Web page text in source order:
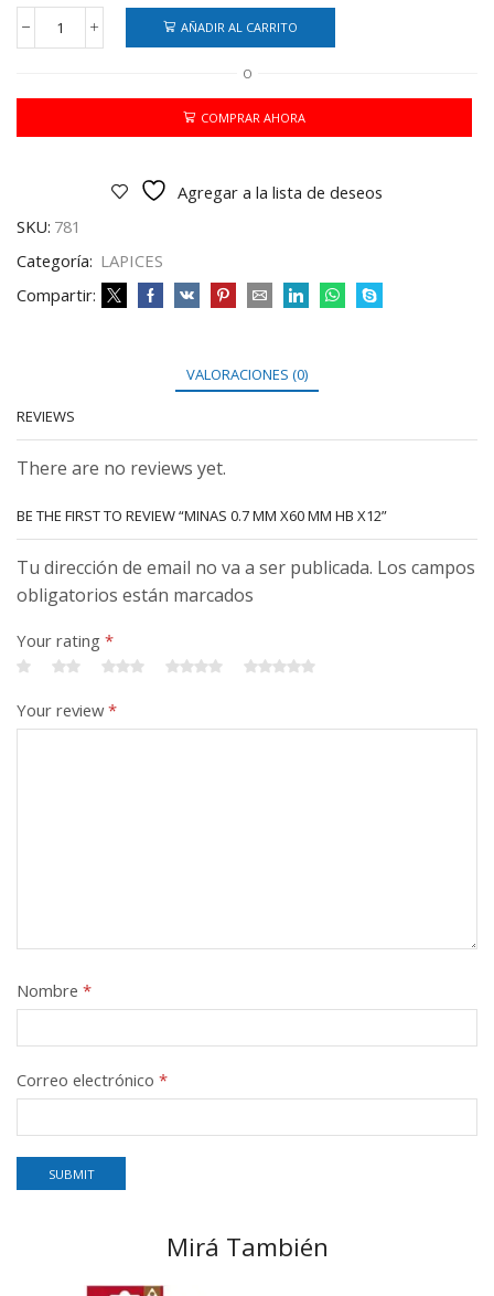
MINAS
0.7
X60
HB
AÑADIR AL CARRITO
O
COMPRAR AHORA
Agregar a la lista de deseos
SKU: 781
Categoría: LAPICES
Compartir:
VALORACIONES (0)
REVIEWS
There are no reviews yet.
BE THE FIRST TO REVIEW “MINAS 0.7 MM X60 MM HB X12”
Tu dirección de email no va a ser publicada. Los campos
obligatorios están marcados
Your rating *
Your review*
Nombre *
Correo electrónico *
Mirá También